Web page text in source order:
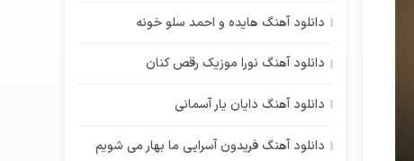
دانلود آهنگ هایده و احمد سلو خونه
دانلود آهنگ نورا موزیک رقص کنان
دانلود آهنگ دایان یار آسمانی
دانلود آهنگ فریدون آسرایی ما بهار می شویم